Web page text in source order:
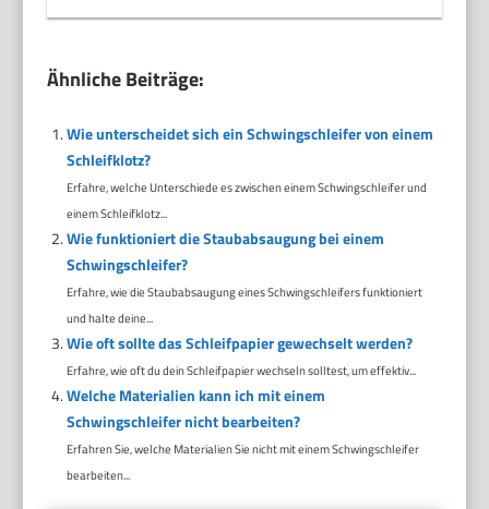
Ähnliche Beiträge:
Wie unterscheidet sich ein Schwingschleifer von einem
Schleifklotz?
Erfahre, welche Unterschiede es zwischen einem Schwingschleifer und
einem Schleifklotz...
Wie funktioniert die Staubabsaugung bei einem
Schwingschleifer?
Erfahre, wie die Staubabsaugung eines Schwingschleifers funktioniert
und halte deine...
Wie oft sollte das Schleifpapier gewechselt werden?
Erfahre, wie oft du dein Schleifpapier wechseln solltest, um effektiv...
Welche Materialien kann ich mit einem
Schwingschleifer nicht bearbeiten?
Erfahren Sie, welche Materialien Sie nicht mit einem Schwingschleifer
bearbeiten...